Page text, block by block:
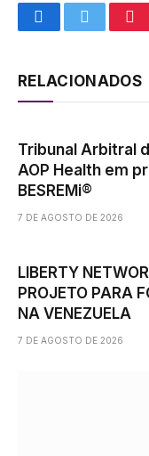
FacebookTwitter
RELACIONADOS
Tribunal Arbitral
AOP Health em
BESREMi®
7 DE AGOSTO DE 2026
LIBERTY
PROJETO PARA
NA VENEZUELA
7 DE AGOSTO DE 2026